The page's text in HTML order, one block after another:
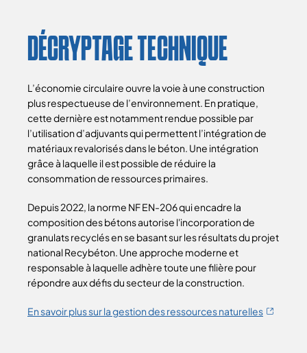
DÉCRYPTAGE TECHNIQUE
L’économie circulaire ouvre la voie à une construction
plus respectueuse de l’environnement. En pratique,
cette dernière est notamment rendue possible par
l’utilisation d’adjuvants qui permettent l’intégration de
matériaux revalorisés dans le béton. Une intégration
grâce à laquelle il est possible de réduire la
consommation de ressources primaires.
Depuis 2022, la norme NF EN-206 qui encadre la
composition des bétons autorise l'incorporation de
granulats recyclés en se basant sur les résultats du projet
national Recybéton. Une approche moderne et
responsable à laquelle adhère toute une filière pour
répondre aux défis du secteur de la construction.
En savoir plus sur la gestion des ressources naturelles